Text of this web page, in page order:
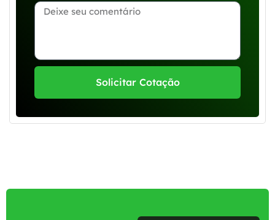
Solicitar Cotação